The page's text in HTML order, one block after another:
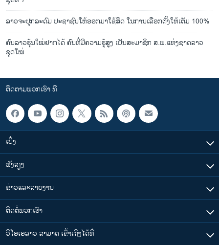
ລາວຈະປຸກລະດົມ ປະຊາຊົນໃຫ້ອອກມາໃຊ້ສິດ ໃນການເລືອກຕັ້ງໃຫ້ເຕັມ 100%
ຄົນ​ລາວ​ຮຸ້ນ​ໃໝ່​ຢາກ​ໄດ ຄົນ​ທີ່​ມີ​​ຄວາມຮູ້ສູງ ເປັນ​ສະມາຊິກ​ ສ.ພ.​ແຫ່ງ​ຊາດ​ລາວ ​
ຊຸດ​ໃໝ່
ຕິດຕາມພວກເຮົາ ທີ່
ເບິ່ງ
ຟັງສຽງ
ຂ່າວແລະລາຍງານ
ຕິດຕໍ່ພວກເຮົາ
ວີໂອເອລາວ ສາມາດ ເຂົ້າເຖິງໄດ້ທີ່